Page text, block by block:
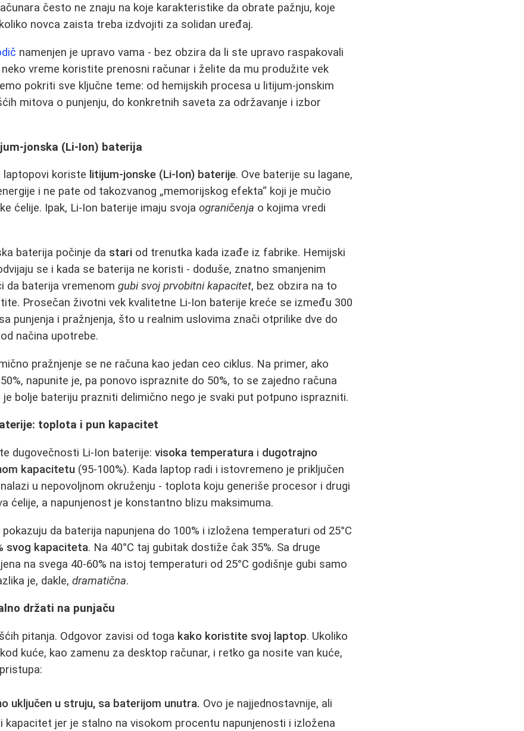
često ne znaju na koje karakteristike da obrate pažnju, koje
novca zaista treba izdvojiti za solidan uređaj.
namenjen je upravo vama - bez obzira da li ste upravo raspakovali
vreme koristite prenosni računar i želite da mu produžite vek
pokriti sve ključne teme: od hemijskih procesa u litijum-jonskim
mitova o punjenju, do konkretnih saveta za održavanje i izbor
jonska (Li-Ion) baterija
laptopovi koriste litijum-jonske (Li-Ion) baterije. Ove baterije su lagane,
i ne pate od takozvanog „memorijskog efekta“ koji je mučio
ćelije. Ipak, Li-Ion baterije imaju svojaograničenja o kojima vredi
baterija počinje da stari od trenutka kada izađe iz fabrike. Hemijski
se i kada se baterija ne koristi - doduše, znatno smanjenim
da baterija vremenomgubi svoj prvobitni kapacitet, bez obzira na to
Prosečan životni vek kvalitetne Li-Ion baterije kreće se između 300
punjenja i pražnjenja, što u realnim uslovima znači otprilike dve do
načina upotrebe.
pražnjenje se ne računa kao jedan ceo ciklus. Na primer, ako
napunite je, pa ponovo ispraznite do 50%, to se zajedno računa
bolje bateriju prazniti delimično nego je svaki put potpuno isprazniti.
toplota i pun kapacitet
dugovečnosti Li-Ion baterije:visoka temperatura i dugotrajno
kapacitetu (95-100%). Kada laptop radi i istovremeno je priključen
u nepovoljnom okruženju - toplota koju generiše procesor i drugi
ćelije, a napunjenost je konstantno blizu maksimuma.
da baterija napunjena do 100% i izložena temperaturi od 25°C
svog kapaciteta. Na 40°C taj gubitak dostiže čak 35%. Sa druge
na svega 40-60% na istoj temperaturi od 25°C godišnje gubi samo
je, dakle,dramatična.
držati na punjaču
pitanja. Odgovor zavisi od toga kako koristite svoj laptop. Ukoliko
kuće, kao zamenu za desktop računar, i retko ga nosite van kuće,
uključen u struju, sa baterijom unutra. Ovo je najjednostavnije, ali
kapacitet jer je stalno na visokom procentu napunjenosti i izložena